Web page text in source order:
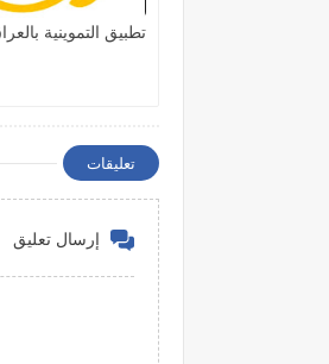
تطبيق التموينية
تعليقات
إرسال تعليق